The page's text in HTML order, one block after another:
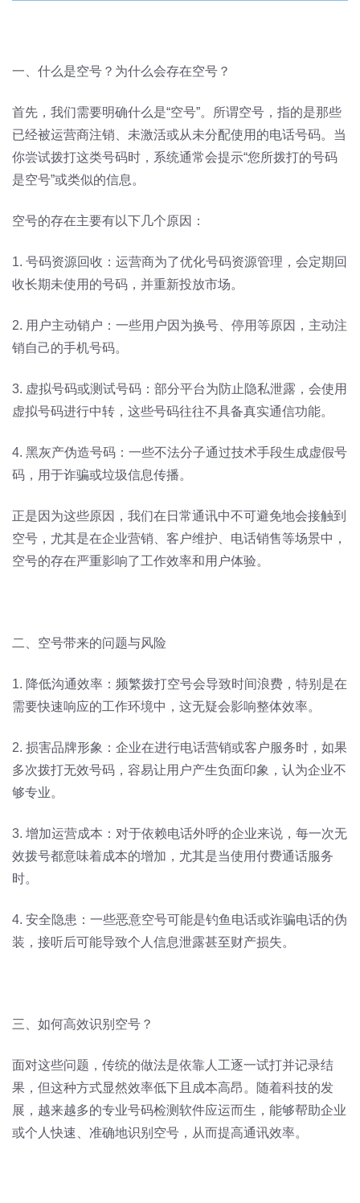
一、什么是空号？为什么会存在空号？
首先，我们需要明确什么是“空号”。所谓空号，指的是那些
已经被运营商注销、未激活或从未分配使用的电话号码。当
你尝试拨打这类号码时，系统通常会提示“您所拨打的号码
是空号”或类似的信息。
空号的存在主要有以下几个原因：
1. 号码资源回收：运营商为了优化号码资源管理，会定期回
收长期未使用的号码，并重新投放市场。
2. 用户主动销户：一些用户因为换号、停用等原因，主动注
销自己的手机号码。
3. 虚拟号码或测试号码：部分平台为防止隐私泄露，会使用
虚拟号码进行中转，这些号码往往不具备真实通信功能。
4. 黑灰产伪造号码：一些不法分子通过技术手段生成虚假号
码，用于诈骗或垃圾信息传播。
正是因为这些原因，我们在日常通讯中不可避免地会接触到
空号，尤其是在企业营销、客户维护、电话销售等场景中，
空号的存在严重影响了工作效率和用户体验。
二、空号带来的问题与风险
1. 降低沟通效率：频繁拨打空号会导致时间浪费，特别是在
需要快速响应的工作环境中，这无疑会影响整体效率。
2. 损害品牌形象：企业在进行电话营销或客户服务时，如果
多次拨打无效号码，容易让用户产生负面印象，认为企业不
够专业。
3. 增加运营成本：对于依赖电话外呼的企业来说，每一次无
效拨号都意味着成本的增加，尤其是当使用付费通话服务
时。
4. 安全隐患：一些恶意空号可能是钓鱼电话或诈骗电话的伪
装，接听后可能导致个人信息泄露甚至财产损失。
三、如何高效识别空号？
面对这些问题，传统的做法是依靠人工逐一试打并记录结
果，但这种方式显然效率低下且成本高昂。随着科技的发
展，越来越多的专业号码检测软件应运而生，能够帮助企业
或个人快速、准确地识别空号，从而提高通讯效率。